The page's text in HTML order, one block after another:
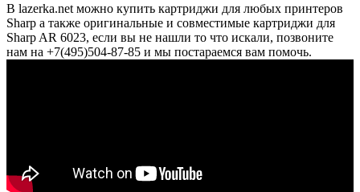
В lazerka.net можно купить картриджи для любых принтеров
Sharp а также оригинальные и совместимые картриджи для
Sharp AR 6023, если вы не нашли то что искали, позвоните
нам на +7(495)504-87-85 и мы постараемся вам помочь.